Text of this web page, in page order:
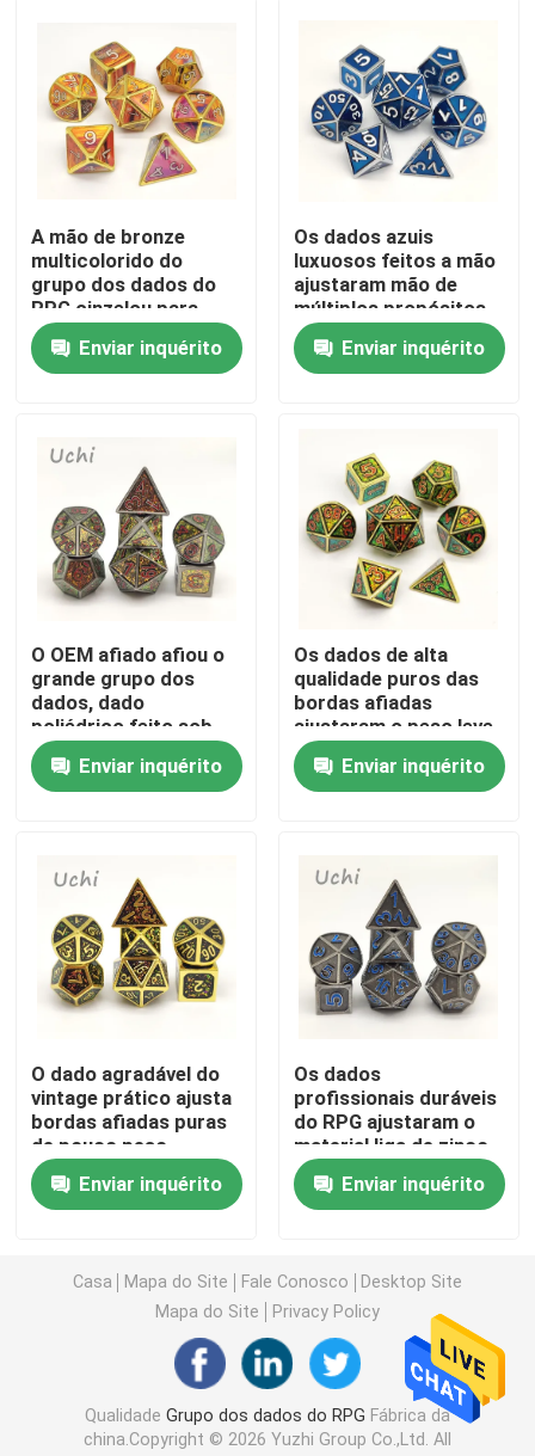
Casa
Produtos
Vídeos
Quem Somos
Fábrica
Controle de Qualidade
Fale Conosco
notícias
Grupo dos dados do RPG
Dados do RPG da resina
Mini dados do RPG
Dados poliédricos da resina
Dados poliédricos do metal
Mini Dados Poliédricos
Grupo poliédrico dos dados
A mão de bronze
multicolorido do
grupo dos dados do
RPG cinzelou para
Dungeon e dragões
Enviar inquérito
Os dados azuis
luxuosos feitos a mão
ajustaram mão de
múltiplos propósitos
D4 derramado D6 D8
Enviar inquérito
O OEM afiado afiou o
grande grupo dos
dados, dado
poliédrico feito sob
encomenda de
múltiplos propósitos
Enviar inquérito
Os dados de alta
qualidade puros das
bordas afiadas
ajustaram o peso leve
de múltiplos
propósitosEnviar inquérito
O dado agradável do
vintage prático ajusta
bordas afiadas puras
de pouco peso
Enviar inquérito
Os dados
profissionais duráveis
do RPG ajustaram o
material liga de zinco
para a barra de KTV
Enviar inquérito
Casa Mapa do Site Fale Conosco
Desktop Site
Mapa do Site
Privacy Policy
Qualidade Grupo dos dados do RPG Fábrica da
china.Copyright © 2026 Yuzhi Group Co.,Ltd. All